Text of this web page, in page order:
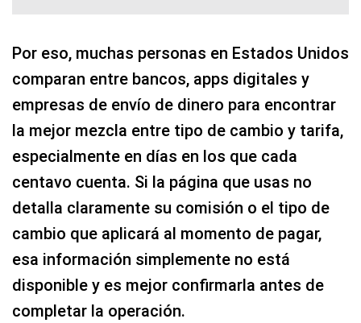
Por eso, muchas personas en Estados Unidos
comparan entre bancos, apps digitales y
empresas de envío de dinero para encontrar
la mejor mezcla entre tipo de cambio y tarifa,
especialmente en días en los que cada
centavo cuenta. Si la página que usas no
detalla claramente su comisión o el tipo de
cambio que aplicará al momento de pagar,
esa información simplemente no está
disponible y es mejor confirmarla antes de
completar la operación.